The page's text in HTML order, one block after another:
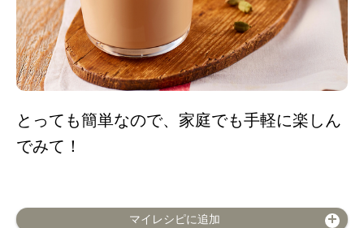
とっても簡単なので、家庭でも手軽に楽しん
でみて！
マイレシピに追加